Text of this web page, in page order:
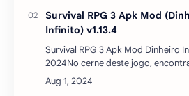
Survival RPG 3 Apk Mod
Infinito) v1.13.4
Survival RPG 3 Apk Mod Dinheiro
2024No cerne deste jogo,
desafio principal de desvendar o
envolvendo a lendária Espada das